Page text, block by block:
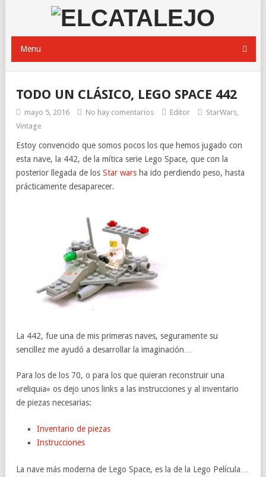
Menu
TODO UN CLÁSICO, LEGO SPACE 442
mayo 5, 2016 No hay comentarios Editor StarWars,
Vintage
Estoy convencido que somos pocos los que hemos jugado con
esta nave, la 442, de la mítica serie Lego Space, que con la
posterior llegada de los Star wars ha ido perdiendo peso, hasta
prácticamente desaparecer.
La 442, fue una de mis primeras naves, seguramente su
sencillez me ayudó a desarrollar la imaginación…
Para los de los 70, o para los que quieran reconstruir una
«reliquia» os dejo unos links a las instrucciones y al inventario
de piezas necesarias:
Inventario de piezas
Instrucciones
La nave más moderna de Lego Space, es la de la Lego Película…